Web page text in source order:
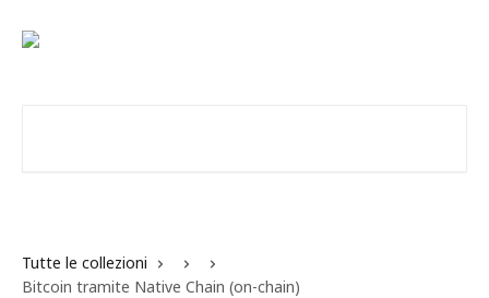
Tutte le collezioni
Bitcoin tramite Native Chain (on-chain)